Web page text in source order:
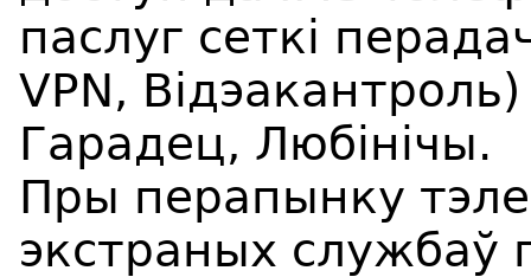
паслуг сеткі
VPN,
Гарадец, Любінічы.
Пры перапынку
экстраных службаў